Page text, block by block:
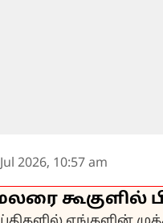
2026, 10:57 am
கூகுளில்